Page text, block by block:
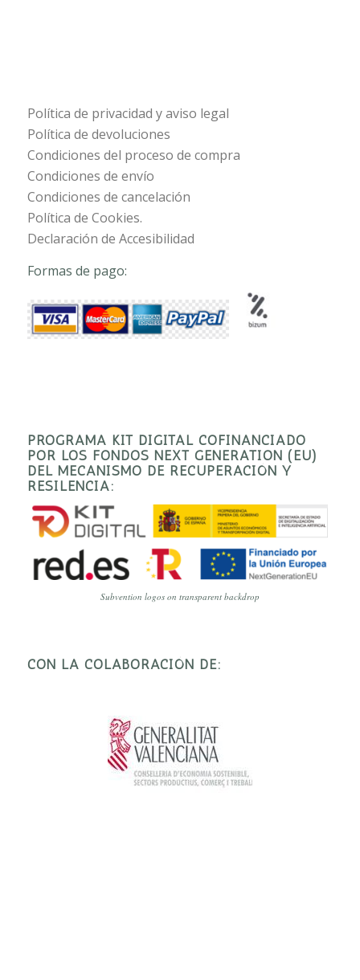
Política de privacidad y aviso legal
Política de devoluciones
Condiciones del proceso de compra
Condiciones de envío
Condiciones de cancelación
Política de Cookies.
Declaración de Accesibilidad
Formas de pago:
PROGRAMA KIT DIGITAL COFINANCIADO
POR LOS FONDOS NEXT GENERATION (EU)
DEL MECANISMO DE RECUPERACIÓN Y
RESILENCIA:
Subvention logos on transparent backdrop
CON LA COLABORACIÓN DE: